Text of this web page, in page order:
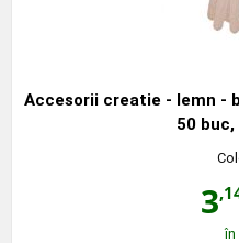
Accesorii creatie - lemn -
50
3
în